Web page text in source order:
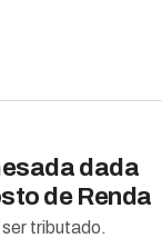
dada
de Renda
tributado.